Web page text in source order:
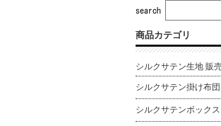
商品カテゴリ
シルクサテン生地 販
シルクサテン掛け布
シルクサテンボック